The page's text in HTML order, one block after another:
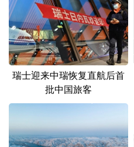
Deutsch Português
瑞士迎来中瑞恢复直航后首
批中国旅客